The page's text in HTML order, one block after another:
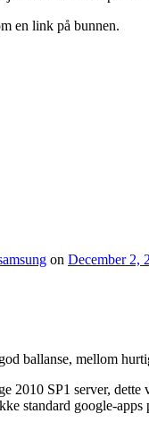
en link på bunnen.
on December 2,
ballanse, mellom
SP1 server,
standard google-